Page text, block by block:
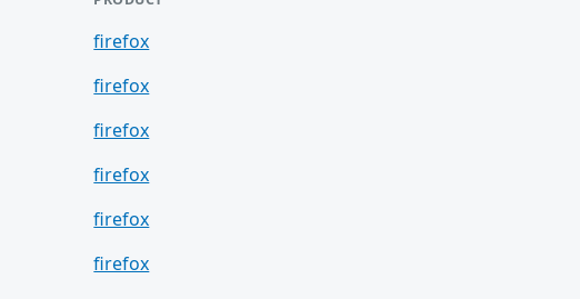
firefox
firefox
firefox
firefox
firefox
firefox